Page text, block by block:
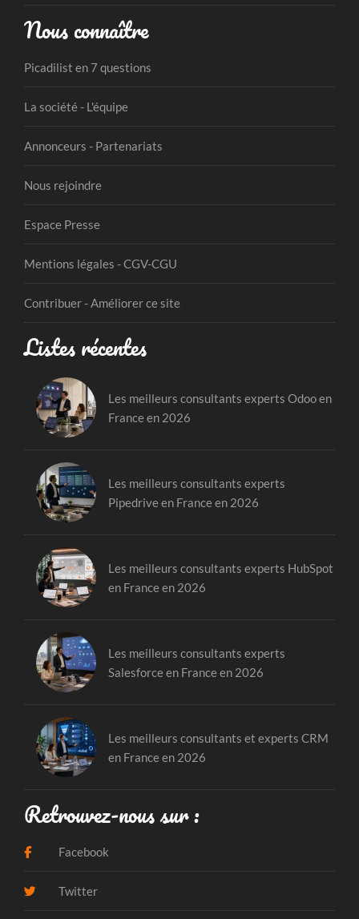
Nous connaître
Picadilist en 7 questions
La société - L'équipe
Annonceurs - Partenariats
Nous rejoindre
Espace Presse
Mentions légales - CGV-CGU
Contribuer - Améliorer ce site
Listes récentes
Les meilleurs consultants experts Odoo en
France en 2026
Les meilleurs consultants experts
Pipedrive en France en 2026
Les meilleurs consultants experts HubSpot
en France en 2026
Les meilleurs consultants experts
Salesforce en France en 2026
Les meilleurs consultants et experts CRM
en France en 2026
Retrouvez-nous sur :
Facebook
Twitter